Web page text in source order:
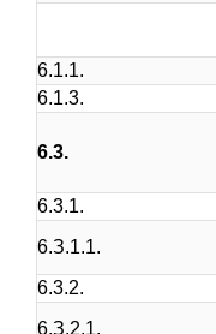
6.1.1.
6.1.3.
6.3.
6.3.1.
6.З.1.1.
6.3.2.
6.З.2.1.